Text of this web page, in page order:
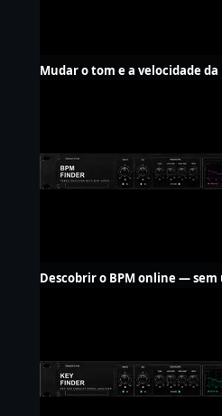
Mudar o tom e a velocidade
Descobrir o BPM online —